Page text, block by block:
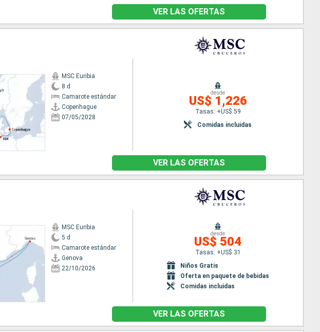
VER LAS OFERTAS
MSC Euribia
8 d
Camarote estándar
Copenhague
07/05/2028
desde
US$ 1,226
Tasas: +US$ 59
Comidas incluidas
VER LAS OFERTAS
MSC Euribia
5 d
Camarote estándar
Genova
22/10/2026
desde
US$ 504
Tasas: +US$ 31
Niños Gratis
Oferta en paquete de bebidas
Comidas incluidas
VER LAS OFERTAS